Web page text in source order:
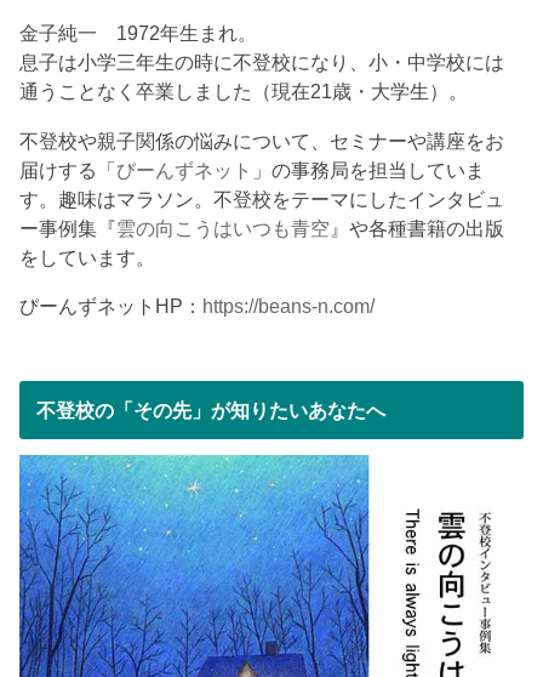
金子純一 1972年生まれ。
息子は小学三年生の時に不登校になり、小・中学校には
通うことなく卒業しました（現在21歳・大学生）。
不登校や親子関係の悩みについて、セミナーや講座をお
届けする「びーんずネット 」の事務局を担当していま
す。趣味はマラソン。不登校をテーマにしたインタビュ
ー事例集『雲の向こうはいつも青空 』や各種書籍の出版
をしています。
びーんずネットHP： https://beans-n.com/
不登校の「その先」が知りたいあなたへ